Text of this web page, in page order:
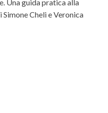
Una guida pratica alla
Cheli e Veronica